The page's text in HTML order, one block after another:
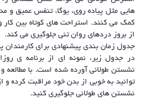
هایی مثل پیاده روی، یوگا، تنفس عمیق
کمک می کنند. استراحت های کوتاه بین کار
از بروز دردهای روان تنی جلوگیری می کند.
جدول زمان بندی پیشنهادی برای
در جدول زیر، نمونه ای از برنامه ی
نشستن طولانی آورده شده است. با مطالعه
توانید به خوبی از بدن خود مراقبت کرده و
نشستن های طولانی جلوگیری کنید.